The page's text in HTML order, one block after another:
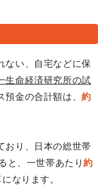
ない、自宅などに保
生命経済研究所の試
預金の合計額は、約
おり、日本の総世帯
と、一世帯あたり約
なります。